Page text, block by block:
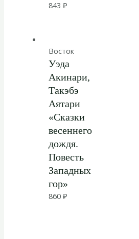
843₽
Восток
Уэда
Акинари,
Такэбэ
Аятари
«Сказки
весеннего
дождя.
Повесть
Западных
гор»
860₽